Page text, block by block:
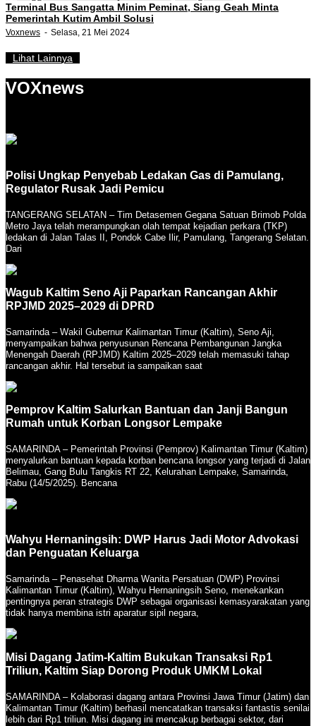
Terminal Bus Sangatta Minim Peminat, Siang Geah Minta
Pemerintah Kutim Ambil Solusi
Voxnews Selasa, 21 Mei 2024
Lihat Lainnya
VOXnews
Polisi Ungkap Penyebab Ledakan Gas di Pamulang,
Regulator Rusak Jadi Pemicu
TANGERANG SELATAN – Tim Detasemen Gegana Satuan Brimob Polda
Metro Jaya telah merampungkan olah tempat kejadian perkara (TKP)
ledakan di Jalan Talas II, Pondok Cabe Ilir, Pamulang, Tangerang Selatan.
Dari
Wagub Kaltim Seno Aji Paparkan Rancangan Akhir
RPJMD 2025–2029 di DPRD
Samarinda – Wakil Gubernur Kalimantan Timur (Kaltim), Seno Aji,
menyampaikan bahwa penyusunan Rencana Pembangunan Jangka
Menengah Daerah (RPJMD) Kaltim 2025–2029 telah memasuki tahap
rancangan akhir. Hal tersebut ia sampaikan saat
Pemprov Kaltim Salurkan Bantuan dan Janji Bangun
Rumah untuk Korban Longsor Lempake
SAMARINDA – Pemerintah Provinsi (Pemprov) Kalimantan Timur (Kaltim)
menyalurkan bantuan kepada korban bencana longsor yang terjadi di Jalan
Belimau, Gang Bulu Tangkis RT 22, Kelurahan Lempake, Samarinda,
Rabu (14/5/2025). Bencana
Wahyu Hernaningsih: DWP Harus Jadi Motor Advokasi
dan Penguatan Keluarga
Samarinda – Penasehat Dharma Wanita Persatuan (DWP) Provinsi
Kalimantan Timur (Kaltim), Wahyu Hernaningsih Seno, menekankan
pentingnya peran strategis DWP sebagai organisasi kemasyarakatan yang
tidak hanya membina istri aparatur sipil negara,
Misi Dagang Jatim-Kaltim Bukukan Transaksi Rp1
Triliun, Kaltim Siap Dorong Produk UMKM Lokal
SAMARINDA – Kolaborasi dagang antara Provinsi Jawa Timur (Jatim) dan
Kalimantan Timur (Kaltim) berhasil mencatatkan transaksi fantastis senilai
lebih dari Rp1 triliun. Misi dagang ini mencakup berbagai sektor, dari